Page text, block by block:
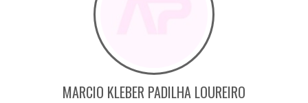
MARCIO KLEBER PADILHA LOUREIRO